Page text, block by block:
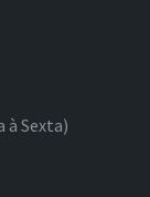
à Sexta)